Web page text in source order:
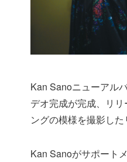
Kan Sanoニューアル
デオ完成が完成、リ
ングの模様を撮影した
Kan Sanoがサポート